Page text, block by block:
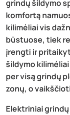
grindų šildymo
komfortą
kilimėliai vis
būstuose, tiek
įrengti ir
šildymo
per visą grindų
zonų, o
Elektriniai